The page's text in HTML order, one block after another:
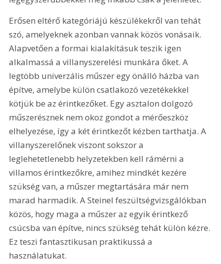
Erősen eltérő kategóriájú készülékekről van tehát
szó, amelyeknek azonban vannak közös vonásaik.
Alapvetően a formai kialakításuk teszik igen
alkalmassá a villanyszerelési munkára őket. A
legtöbb univerzális műszer egy önálló házba van
építve, amelybe külön csatlakozó vezetékekkel
kötjük be az érintkezőket. Egy asztalon dolgozó
műszerésznek nem okoz gondot a mérőeszköz
elhelyezése, így a két érintkezőt kézben tarthatja. A
villanyszerelőnek viszont sokszor a
leglehetetlenebb helyzetekben kell rámérni a
villamos érintkezőkre, amihez mindkét kezére
szükség van, a műszer megtartására már nem
marad harmadik. A Steinel feszültségvizsgálókban
közös, hogy maga a műszer az egyik érintkező
csúcsba van építve, nincs szükség tehát külön kézre.
Ez teszi fantasztikusan praktikussá a
használatukat.